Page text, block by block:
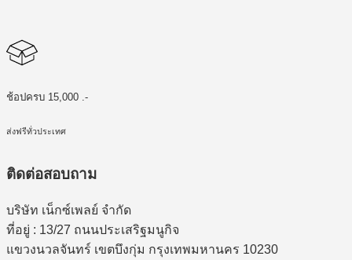
ช้อปครบ 15,000 .-
ส่งฟรีทั่วประเทศ
ติดต่อสอบถาม
บริษัท เน็กซ์เพลย์ จำกัด
ที่อยู่ : 13/27 ถนนประเสริฐมนูกิจ
แขวงนวลจันทร์ เขตบึงกุ่ม กรุงเทพมหานคร 10230